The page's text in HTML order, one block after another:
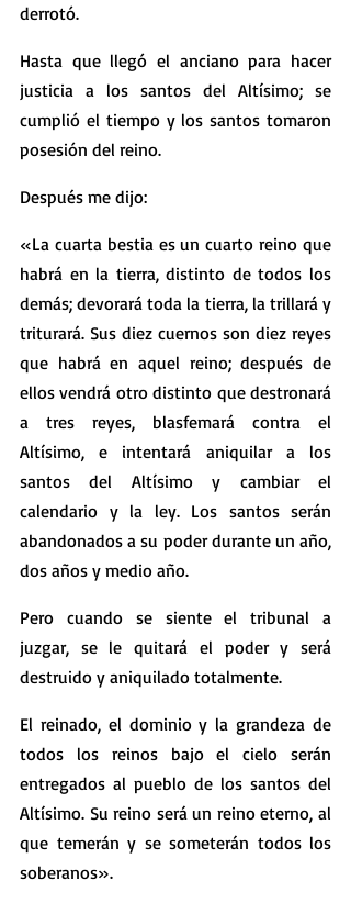
derrotó.
Hasta que llegó el anciano para hacer
justicia a los santos del Altísimo; se
cumplió el tiempo y los santos tomaron
posesión del reino.
Después me dijo:
«La cuarta bestia es un cuarto reino que
habrá en la tierra, distinto de todos los
demás; devorará toda la tierra, la trillará y
triturará. Sus diez cuernos son diez reyes
que habrá en aquel reino; después de
ellos vendrá otro distinto que destronará
a tres reyes, blasfemará contra el
Altísimo, e intentará aniquilar a los
santos del Altísimo y cambiar el
calendario y la ley. Los santos serán
abandonados a su poder durante un año,
dos años y medio año.
Pero cuando se siente el tribunal a
juzgar, se le quitará el poder y será
destruido y aniquilado totalmente.
El reinado, el dominio y la grandeza de
todos los reinos bajo el cielo serán
entregados al pueblo de los santos del
Altísimo. Su reino será un reino eterno, al
que temerán y se someterán todos los
soberanos».